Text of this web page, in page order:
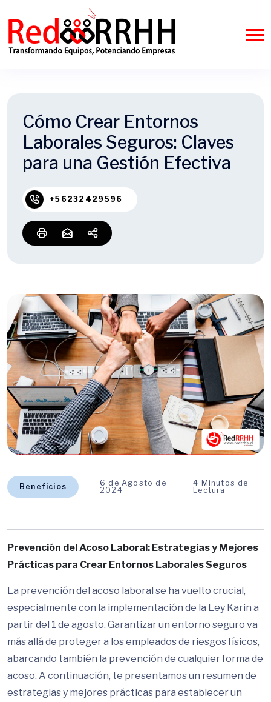
Cómo Crear Entornos
Laborales Seguros: Claves
para una Gestión Efectiva
+56232429596
Beneficios
6 de Agosto de
2024
4 Minutos de
Lectura
Prevención del Acoso Laboral: Estrategias y Mejores
Prácticas para Crear Entornos Laborales Seguros
La prevención del acoso laboral se ha vuelto crucial,
especialmente con la implementación de la Ley Karin a
partir del 1 de agosto. Garantizar un entorno seguro va
más allá de proteger a los empleados de riesgos físicos,
abarcando también la prevención de cualquier forma de
acoso. A continuación, te presentamos un resumen de
estrategias y mejores prácticas para establecer un